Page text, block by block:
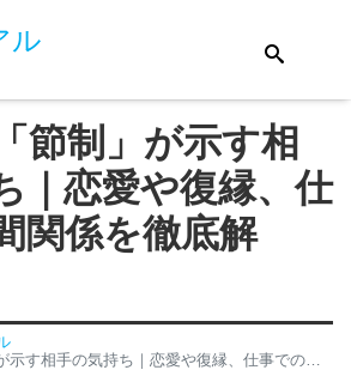
ル
節制」が示す相
｜恋愛や復縁、仕
関係を徹底解
手の気持ち｜恋愛や復縁、仕事での人間関係を徹底解説！